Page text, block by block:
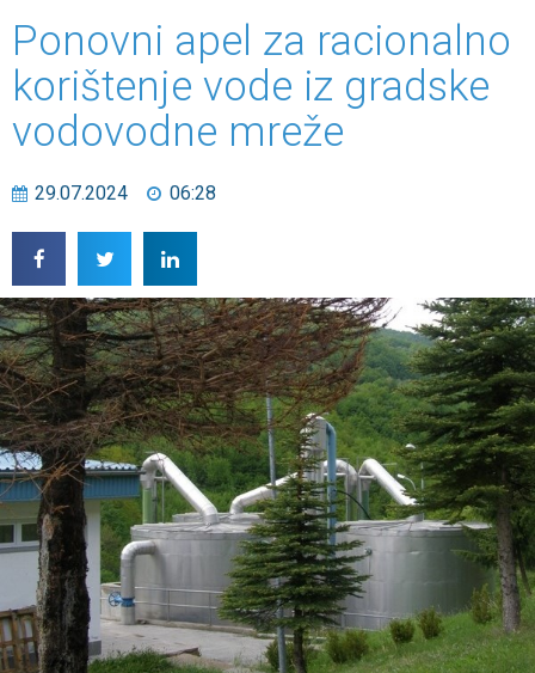
Ponovni apel za racionalno
korištenje vode iz gradske
vodovodne mreže
29.07.2024 06:28